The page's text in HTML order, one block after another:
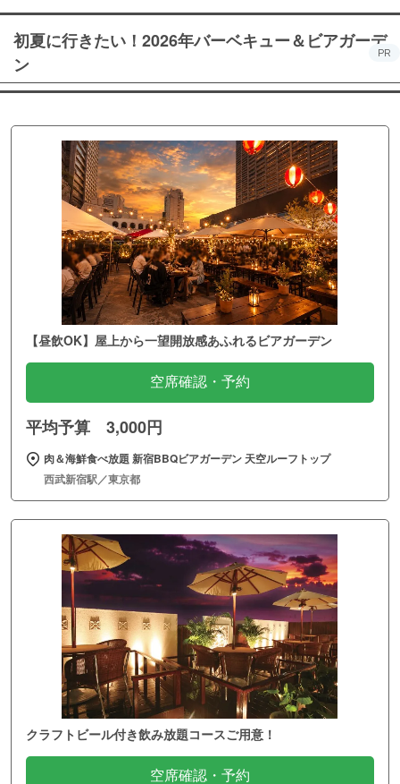
初夏に行きたい！2026年バーベキュー＆ビアガーデ
ン
PR
【昼飲OK】屋上から一望開放感あふれるビアガーデン
空席確認・予約
平均予算 3,000円
肉＆海鮮食べ放題 新宿BBQビアガーデン 天空ルーフトップ
西武新宿駅／東京都
クラフトビール付き飲み放題コースご用意！
空席確認・予約